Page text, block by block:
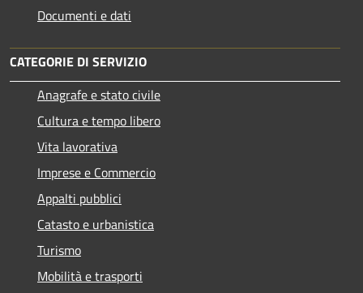
Documenti e dati
CATEGORIE DI SERVIZIO
Anagrafe e stato civile
Cultura e tempo libero
Vita lavorativa
Imprese e Commercio
Appalti pubblici
Catasto e urbanistica
Turismo
Mobilità e trasporti